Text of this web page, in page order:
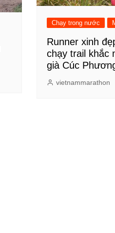
Chạy trong nước
Runner xinh
chạy trail khắc
già Cúc
vietnammarathon